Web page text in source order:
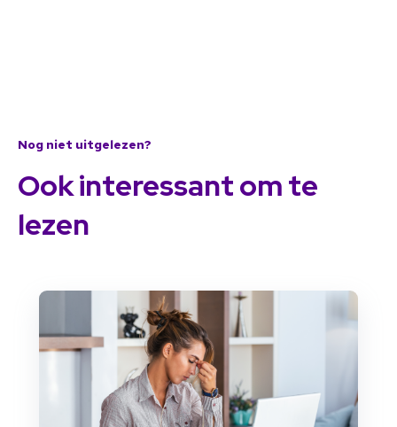
Nog niet uitgelezen?
Ook interessant om te
lezen